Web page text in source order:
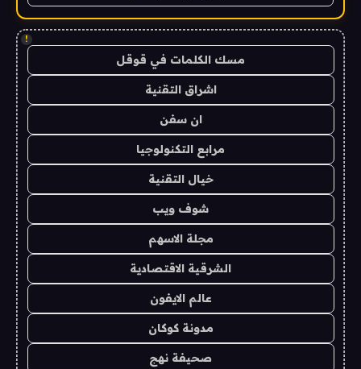
!
مسك الكلمات في قوقل
اشراق التقنية
ان سفن
مرابع التكنولوجيا
خيال التقنية
شوف ويب
مجلة الاسهم
الشرقية الاقتصادية
عالم الايفون
مدونة كوكان
صحيفة نهج